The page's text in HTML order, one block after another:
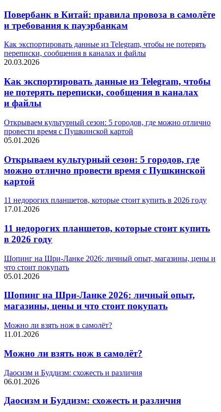
Повербанк в Китай: правила провоза в самолёте
и требования к пауэрбанкам
Как экспортировать данные из Telegram, чтобы не потерять
переписки, сообщения в каналах и файлы
20.03.2026
Как экспортировать данные из Telegram, чтобы
не потерять переписки, сообщения в каналах
и файлы
Открываем культурный сезон: 5 городов, где можно отлично
провести время с Пушкинской картой
05.01.2026
Открываем культурный сезон: 5 городов, где
можно отлично провести время с Пушкинской
картой
11 недорогих планшетов, которые стоит купить в 2026 году
17.01.2026
11 недорогих планшетов, которые стоит купить
в 2026 году
Шопинг на Шри-Ланке 2026: личный опыт, магазины, цены и
что стоит покупать
05.01.2026
Шопинг на Шри-Ланке 2026: личный опыт,
магазины, цены и что стоит покупать
Можно ли взять нож в самолёт?
11.01.2026
Можно ли взять нож в самолёт?
Даосизм и Буддизм: схожесть и различия
06.01.2026
Даосизм и Буддизм: схожесть и различия